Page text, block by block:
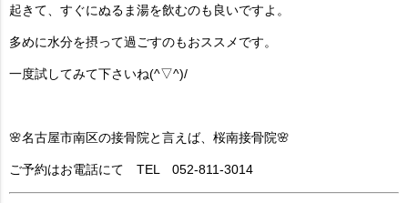
起きて、すぐにぬるま湯を飲むのも良いですよ。
多めに水分を摂って過ごすのもおススメです。
一度試してみて下さいね(^▽^)/
🌸名古屋市南区の接骨院と言えば、桜南接骨院🌸
ご予約はお電話にて TEL 052-811-3014